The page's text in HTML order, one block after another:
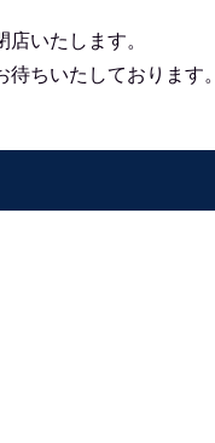
いたします。
待ちいたしております。